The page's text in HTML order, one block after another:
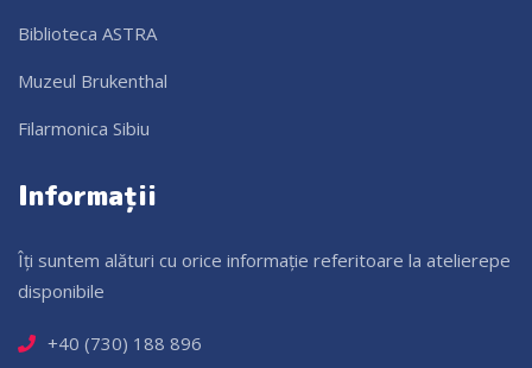
Biblioteca ASTRA
Muzeul Brukenthal
Filarmonica Sibiu
Informații
Îți suntem alături cu orice informație referitoare la atelierepe
disponibile
+40 (730) 188 896